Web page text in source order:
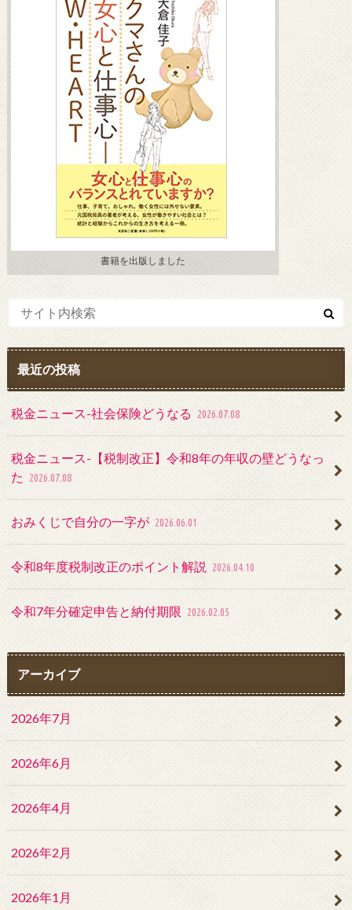
書籍を出版しました
最近の投稿
税金ニュース-社会保険どうなる 2026.07.08
税金ニュース-【税制改正】令和8年の年収の壁どうなっ
た
2026.07.08
おみくじで自分の一字が 2026.06.01
令和8年度税制改正のポイント解説 2026.04.10
令和7年分確定申告と納付期限 2026.02.05
アーカイブ
2026年7月
2026年6月
2026年4月
2026年2月
2026年1月